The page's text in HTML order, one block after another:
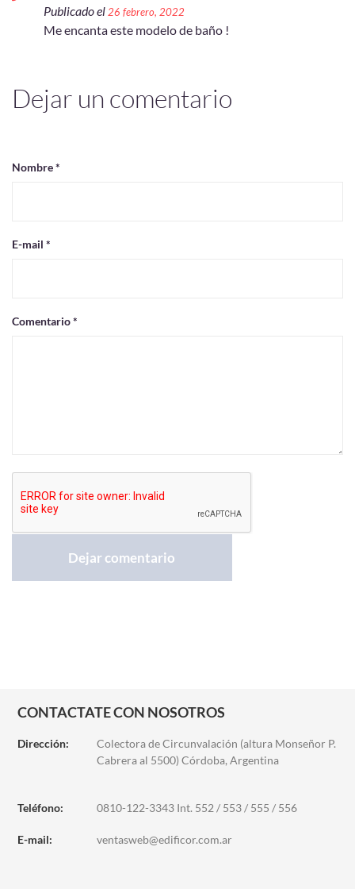
Publicado el 26 febrero, 2022
Me encanta este modelo de baño !
Dejar un comentario
Nombre *
E-mail *
Comentario *
CONTACTATE CON NOSOTROS
Dirección:
Colectora de Circunvalación (altura Monseñor P.
Cabrera al 5500) Córdoba, Argentina
Teléfono: 0810-122-3343 Int. 552 / 553 / 555 / 556
E-mail: ventasweb@edificor.com.ar